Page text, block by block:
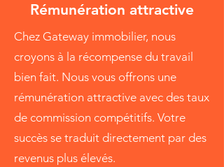
Rémunération attractive
Chez Gateway immobilier, nous
croyons à la récompense du travail
bien fait. Nous vous offrons une
rémunération attractive avec des taux
de commission compétitifs. Votre
succès se traduit directement par des
revenus plus élevés.